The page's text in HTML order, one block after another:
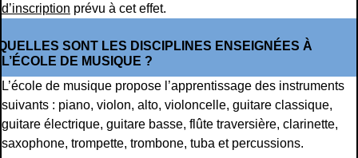
d’inscription prévu à cet effet.
SONT LES DISCIPLINES ENSEIGNÉES À
L’ÉCOLE DE MUSIQUE ?
L’école de musique propose l’apprentissage des instruments
suivants : piano, violon, alto, violoncelle, guitare classique,
guitare électrique, guitare basse, flûte traversière, clarinette,
saxophone, trompette, trombone, tuba et percussions.